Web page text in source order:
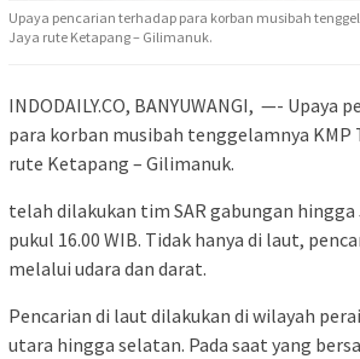
Upaya pencarian terhadap para korban musibah
Jaya rute Ketapang – Gilimanuk.
INDODAILY.CO, BANYUWANGI, —- Upaya
para korban musibah tenggelamnya KMP
rute Ketapang – Gilimanuk.
telah dilakukan tim SAR gabungan
pukul 16.00 WIB. Tidak hanya di laut,
melalui udara dan darat.
Pencarian di laut dilakukan di wilayah
utara hingga selatan. Pada saat yang